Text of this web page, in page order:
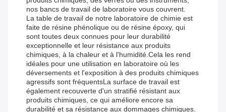
nos bancs de travail de laboratoire vous couvrent.
La table de travail de notre laboratoire de chimie est
faite de résine phénolique ou de résine époxy, qui
sont toutes deux connues pour leur durabilité
exceptionnelle et leur résistance aux produits
chimiques, à la chaleur et à l'humidité.Cela les rend
idéales pour une utilisation en laboratoire où les
déversements et l'exposition à des produits chimiques
agressifs sont fréquentsLa surface de travail est
également recouverte d'un stratifié résistant aux
produits chimiques, ce qui améliore encore sa
durabilité et sa résistance aux dommages chimiques.